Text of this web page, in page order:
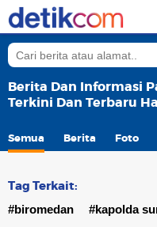
Berita Dan Informasi
Terkini Dan Terbaru
Semua Berita Foto
Tag Terkait:
#biromedan #kapolda